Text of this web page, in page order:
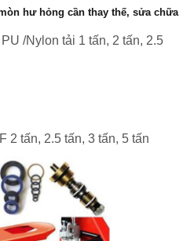
hư hỏng cần thay thế, sửa chữa
/Nylon tải 1 tấn, 2 tấn, 2.5
2 tấn, 2.5 tấn, 3 tấn, 5 tấn